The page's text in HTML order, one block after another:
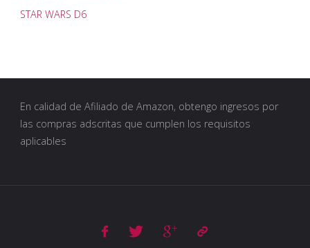
STAR WARS D6
En calidad de Afiliado de Amazon, obtengo ingresos por
las compras adscritas que cumplen los requisitos
aplicables